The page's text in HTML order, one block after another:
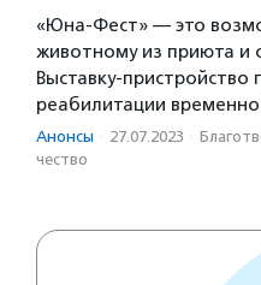
«Юна-Фест» — это
животному из приюта и
Выставку-
реабилитации
Анонсы · 27.07.2023 ·
чест­во